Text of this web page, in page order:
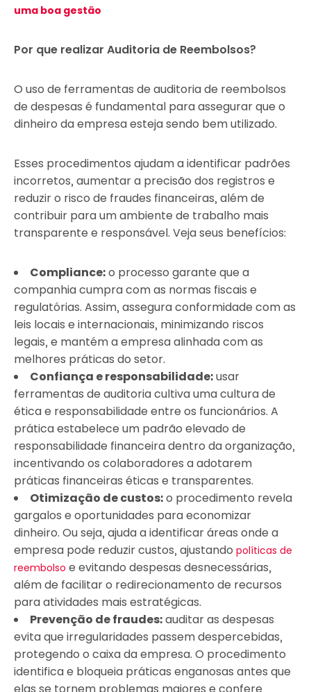
uma boa gestão
Por que realizar Auditoria de Reembolsos?
O uso de ferramentas de auditoria de reembolsos
de despesas é fundamental para assegurar que o
dinheiro da empresa esteja sendo bem utilizado.
Esses procedimentos ajudam a identificar padrões
incorretos, aumentar a precisão dos registros e
reduzir o risco de fraudes financeiras, além de
contribuir para um ambiente de trabalho mais
transparente e responsável. Veja seus benefícios:
Compliance:o processo garante que a
companhia cumpra com as normas fiscais e
regulatórias. Assim, assegura conformidade com as
leis locais e internacionais, minimizando riscos
legais, e mantém a empresa alinhada com as
melhores práticas do setor.
Confiança e responsabilidade:usar
ferramentas de auditoria cultiva uma cultura de
ética e responsabilidade entre os funcionários. A
prática estabelece um padrão elevado de
responsabilidade financeira dentro da organização,
incentivando os colaboradores a adotarem
práticas financeiras éticas e transparentes.
Otimização de custos:o procedimento revela
gargalos e oportunidades para economizar
dinheiro. Ou seja, ajuda a identificar áreas onde a
empresa pode reduzir custos, ajustando políticas de
reembolso e evitando despesas desnecessárias,
além de facilitar o redirecionamento de recursos
para atividades mais estratégicas.
Prevenção de fraudes:auditar as despesas
evita que irregularidades passem despercebidas,
protegendo o caixa da empresa. O procedimento
identifica e bloqueia práticas enganosas antes que
elas se tornem problemas maiores e confere